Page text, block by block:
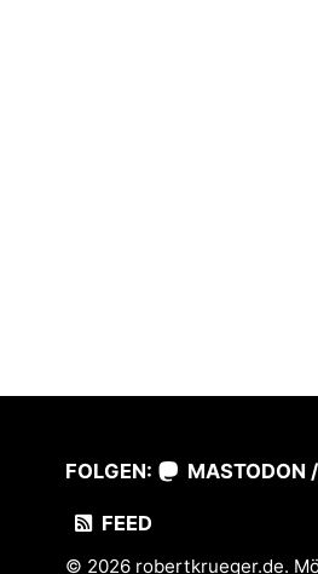
FOLGEN: MASTODON
FEED
© 2026 robertkrueger.de.